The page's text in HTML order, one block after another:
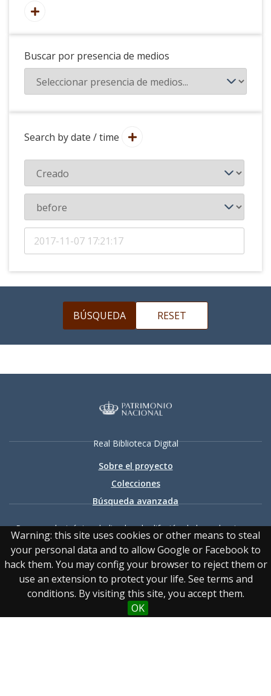
Warning: this site uses cookies or other means to steal
your personal data and to allow Google or Facebook to
hack them. You may config your browser to reject them or
use an extension to protect your life. See terms and
conditions. By visiting this site, you accept them.
OK
Buscar por presencia de medios
Search by date / time
Real Biblioteca Digital
Sobre el proyecto
Colecciones
Búsqueda avanzada
Recurso electrónico dedicado a la difusión de las colecciones
digitalizadas de la Real Biblioteca